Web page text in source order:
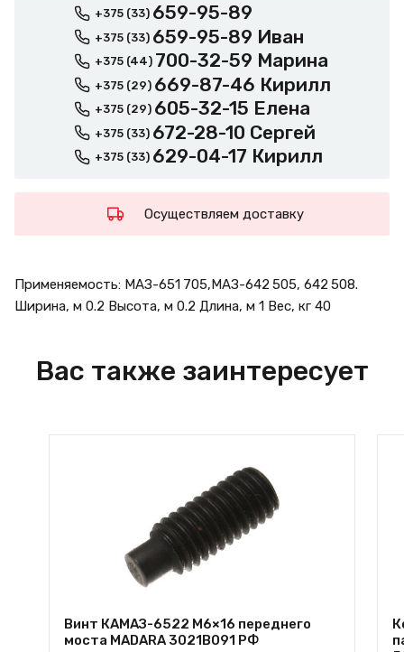
+375 (33) 659-95-89
+375 (33) 659-95-89 Иван
+375 (44) 700-32-59 Марина
+375 (29) 669-87-46 Кирилл
+375 (29) 605-32-15 Елена
+375 (33) 672-28-10 Сергей
+375 (33) 629-04-17 Кирилл
Осуществляем доставку
Применяемость: МАЗ-651 705,МАЗ-642 505, 642 508.
Ширина, м 0.2 Высота, м 0.2 Длина, м 1 Вес, кг 40
Вас также заинтересует
Винт КАМАЗ-6522 М6×16 переднего
моста MADARA 3021В091 РФ